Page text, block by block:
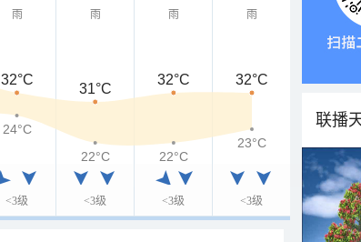
雨
<3级
雨
<3级
雨
<3级
雨
<3级
32°C
31°C
32°C 32°C
24°C
22°C
22°C
23°C
联播